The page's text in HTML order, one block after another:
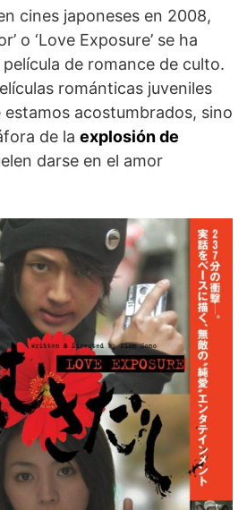
cines japoneses en 2008,
o ‘Love Exposure’ se ha
de romance de culto.
románticas juveniles
estamos acostumbrados, sino
de la explosión de
darse en el amor